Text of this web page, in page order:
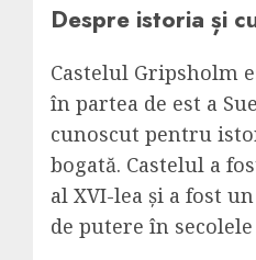
Despre istoria și
Castelul Gripsholm
în partea de est a
cunoscut pentru
bogată. Castelul a
al XVI-lea și a fost
de putere în secolele